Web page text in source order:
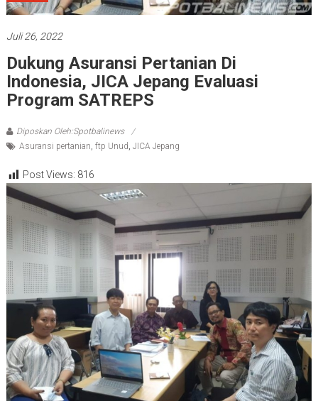
Juli 26, 2022
Dukung Asuransi Pertanian Di
Indonesia, JICA Jepang Evaluasi
Program SATREPS
Diposkan Oleh:Spotbalinews
Asuransi pertanian, ftp Unud, JICA Jepang
Post Views: 816